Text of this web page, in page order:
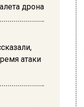
дрона
атаки